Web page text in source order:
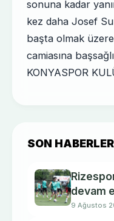
sonuna kadar
kez daha Josef
başta olmak
camiasına
KONYASPOR
SON HABERLER
devam
9 Ağustos